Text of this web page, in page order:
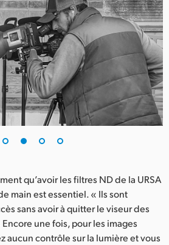
qu’avoir les filtres ND de la URSA
main est essentiel. « Ils sont
sans avoir à quitter le viseur des
une fois, pour les images
aucun contrôle sur la lumière et vous